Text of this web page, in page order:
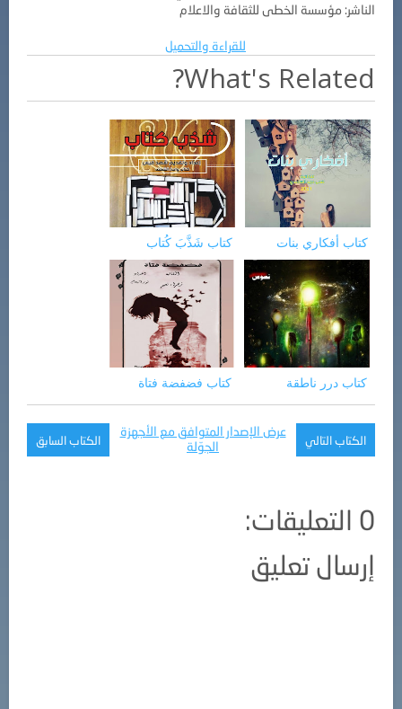
الناشر: مؤسسة الخطى للثقافة والاعلام
للقراءة والتحميل
What's Related?
كتاب أفكاري بنات كتاب شَذَّبَ كُتاب
كتاب درر ناطقة كتاب فضفضة فتاة
الكتاب التالي الكتاب السابق
عرض الإصدار المتوافق مع الأجهزة
الجوّلة
0 التعليقات:
إرسال تعليق